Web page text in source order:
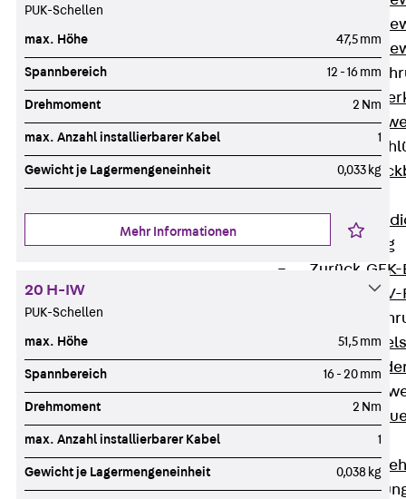
Zurück
Zurück
GFK-Bewehrung
Zurück
FIBERNOX®
Zurück
Zurück
PUK-Schellen
max. Höhe 47,5 mm
Spannbereich 12 - 16 mm
Drehmoment 2 Nm
max. Anzahl installierbarer Kabel 1
Gewicht je Lagermengeneinheit 0,033 kg
Mehr Informationen
20 H-IW
PUK-Schellen
max. Höhe 51,5 mm
Spannbereich 16 - 20 mm
Drehmoment 2 Nm
max. Anzahl installierbarer Kabel 1
Gewicht je Lagermengeneinheit 0,038 kg